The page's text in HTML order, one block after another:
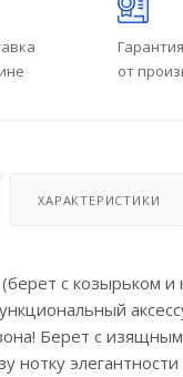
от
ХАРАКТЕРИСТИКИ
с козырьком
Берет с
нотку